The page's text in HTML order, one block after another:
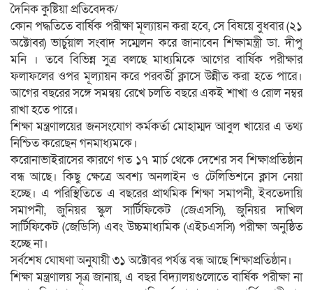
দৈনিক কুষ্টিয়া প্রতিবেদক/
কোন পদ্ধতিতে বার্ষিক পরীক্ষা মূল্যায়ন করা হবে, সে বিষয়ে বুধবার (২১
অক্টোবর) ভার্চুয়াল সংবাদ সম্মেলন করে জানাবেন শিক্ষামন্ত্রী ডা. দীপু
মনি । তবে বিভিন্ন সুত্র বলছে মাধ্যমিকে আগের বার্ষিক পরীক্ষার
ফলাফলের ওপর মূল্যায়ন করে পরবর্তী ক্লাসে উন্নীত করা হতে পারে।
আগের বছরের সঙ্গে সমন্বয় রেখে চলতি বছরে একই শাখা ও রোল নম্বর
রাখা হতে পারে।
শিক্ষা মন্ত্রণালয়ের জনসংযোগ কর্মকর্তা মোহাম্মদ আবুল খায়ের এ তথ্য
নিশ্চিত করেছেন গনমাধ্যমকে।
করোনাভাইরাসের কারণে গত ১৭ মার্চ থেকে দেশের সব শিক্ষাপ্রতিষ্ঠান
বন্ধ আছে। কিছু ক্ষেত্রে অবশ্য অনলাইন ও টেলিভিশনে ক্লাস নেয়া
হচ্ছে। এ পরিস্থিতিতে এ বছরের প্রাথমিক শিক্ষা সমাপনী, ইবতেদায়ি
সমাপনী, জুনিয়র স্কুল সার্টিফিকেট (জেএসসি), জুনিয়র দাখিল
সার্টিফিকেট (জেডিসি) এবং উচ্চমাধ্যমিক (এইচএসসি) পরীক্ষা অনুষ্ঠিত
হচ্ছে না।
সর্বশেষ ঘোষণা অনুযায়ী ৩১ অক্টোবর পর্যন্ত বন্ধ আছে শিক্ষাপ্রতিষ্ঠান।
শিক্ষা মন্ত্রণালয় সূত্র জানায়, এ বছর বিদ্যালয়গুলোতে বার্ষিক পরীক্ষা না